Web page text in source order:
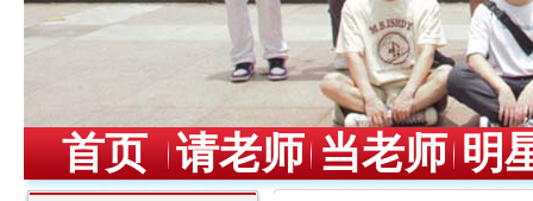
首页 请老师 当老师 明